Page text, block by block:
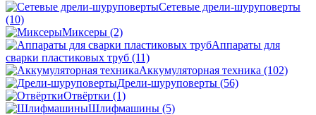
Сетевые дрели-шуруповерты
(10)
Миксеры (2)
Аппараты для
сварки пластиковых труб (11)
Аккумуляторная техника (102)
Дрели-шуруповерты (56)
Отвёртки (1)
Шлифмашины (5)